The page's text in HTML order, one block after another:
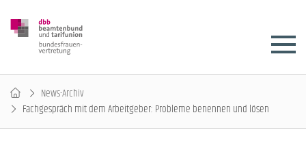
News-Archiv
Fachgespräch mit dem Arbeitgeber: Probleme benennen und lösen